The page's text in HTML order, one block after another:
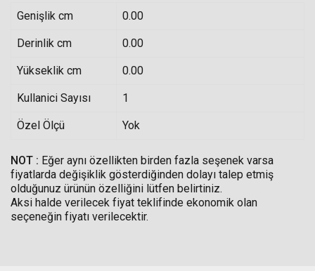
Genişlik cm 0.00
Derinlik cm 0.00
Yükseklik cm 0.00
Kullanici Sayısı 1
Özel Ölçü Yok
NOT : Eğer aynı özellikten birden fazla seşenek varsa
fiyatlarda değişiklik gösterdiğinden dolayı talep etmiş
olduğunuz ürünün özelliğini lütfen belirtiniz.
Aksi halde verilecek fiyat teklifinde ekonomik olan
seçeneğin fiyatı verilecektir.